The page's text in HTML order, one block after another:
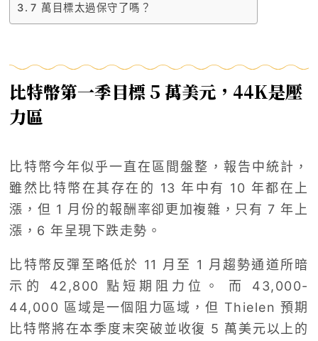
7 萬目標太過保守了嗎？
比特幣第一季目標 5 萬美元，44K是壓
力區
比特幣今年似乎一直在區間盤整，報告中統計，
雖然比特幣在其存在的 13 年中有 10 年都在上
漲，但 1 月份的報酬率卻更加複雜，只有 7 年上
漲，6 年呈現下跌走勢。
比特幣反彈至略低於 11 月至 1 月趨勢通道所暗
示的 42,800 點短期阻力位。 而 43,000-
44,000 區域是一個阻力區域，但 Thielen 預期
比特幣將在本季度末突破並收復 5 萬美元以上的